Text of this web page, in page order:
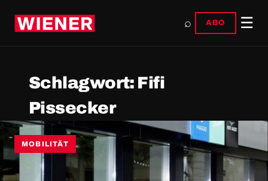
⌕ ABO ☰
Schlagwort: Fifi
Pissecker
MOBILITÄT